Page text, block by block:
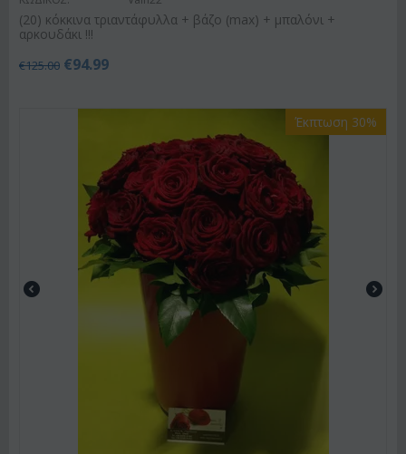
(20) κόκκινα τριαντάφυλλα + βάζο (max) + μπαλόνι +
αρκουδάκι !!!
€125.00 €94.99
Έκπτωση 30%